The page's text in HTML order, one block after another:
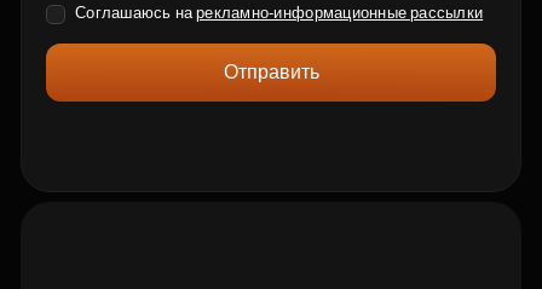
Соглашаюсь нарекламно-информационные рассылки
Отправить